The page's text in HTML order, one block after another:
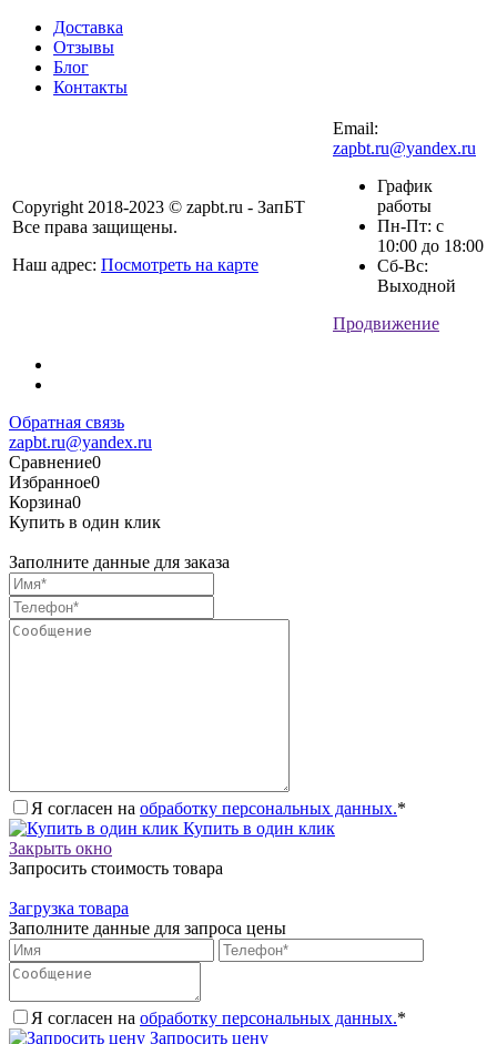
Доставка
Отзывы
Блог
Контакты
Copyright 2018-2023 © zapbt.ru - ЗапБТ
Все права защищены.
Наш адрес: Посмотреть на карте
Email:
zapbt.ru@yandex.ru
График
работы
Пн-Пт: с
10:00 до 18:00
Сб-Вс:
Выходной
Продвижение
Обратная связь
zapbt.ru@yandex.ru
Сравнение0
Избранное0
Корзина0
Купить в один клик
Заполните данные для заказа
Я согласен на обработку персональных данных.*
Купить в один клик
Закрыть окно
Запросить стоимость товара
Загрузка товара
Заполните данные для запроса цены
Я согласен на обработку персональных данных.*
Запросить цену